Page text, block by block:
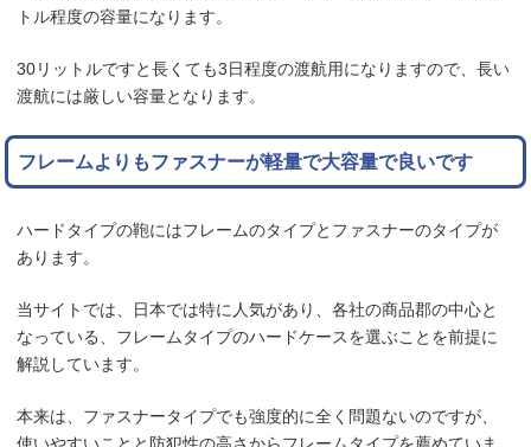
トル程度の容量になります。
30リットルですと長くても3日程度の渡航用になりますので、長い
渡航には厳しい容量となります。
フレームよりもファスナーが軽量で大容量で良いです
ハードタイプの鞄にはフレームのタイプとファスナーのタイプが
あります。
当サイトでは、日本では特に人気があり、各社の商品郡の中心と
なっている、フレームタイプのハードケースを選ぶことを前提に
解説しています。
本来は、ファスナータイプでも強度的に全く問題ないのですが、